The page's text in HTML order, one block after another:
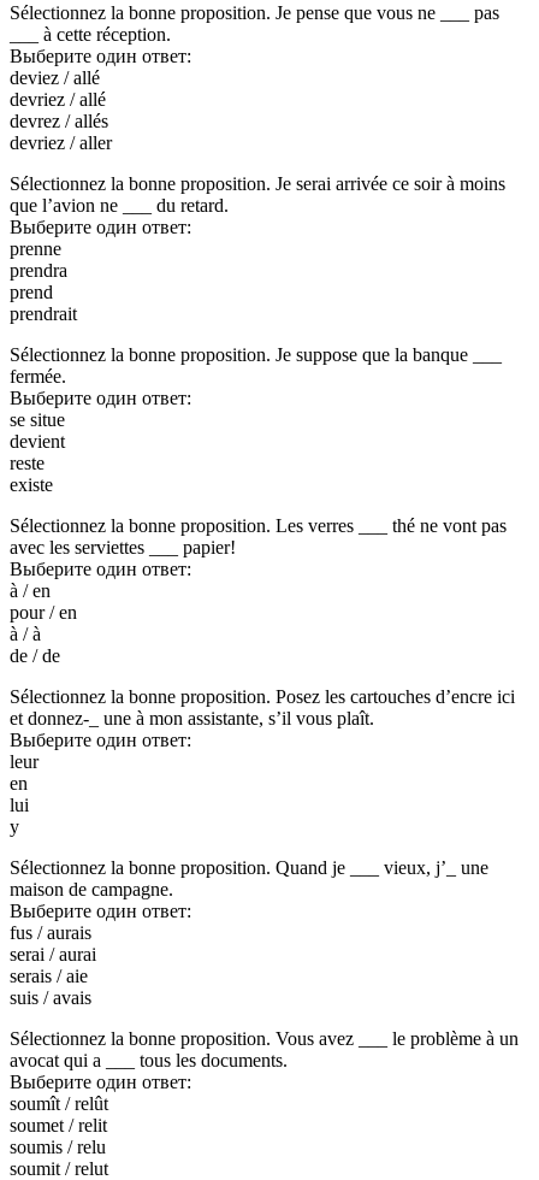
Sélectionnez la bonne proposition. Je pense que vous ne ___ pas
___ à cette réception.
Выберите один ответ:
deviez / allé
devriez / allé
devrez / allés
devriez / aller
Sélectionnez la bonne proposition. Je serai arrivée ce soir à moins
que l’avion ne ___ du retard.
Выберите один ответ:
prenne
prendra
prend
prendrait
Sélectionnez la bonne proposition. Je suppose que la banque ___
fermée.
Выберите один ответ:
se situe
devient
reste
existe
Sélectionnez la bonne proposition. Les verres ___ thé ne vont pas
avec les serviettes ___ papier!
Выберите один ответ:
à / en
pour / en
à / à
de / de
Sélectionnez la bonne proposition. Posez les cartouches d’encre ici
et donnez-_ une à mon assistante, s’il vous plaît.
Выберите один ответ:
leur
en
lui
y
Sélectionnez la bonne proposition. Quand je ___ vieux, j’_ une
maison de campagne.
Выберите один ответ:
fus / aurais
serai / aurai
serais / aie
suis / avais
Sélectionnez la bonne proposition. Vous avez ___ le problème à un
avocat qui a ___ tous les documents.
Выберите один ответ:
soumît / relût
soumet / relit
soumis / relu
soumit / relut